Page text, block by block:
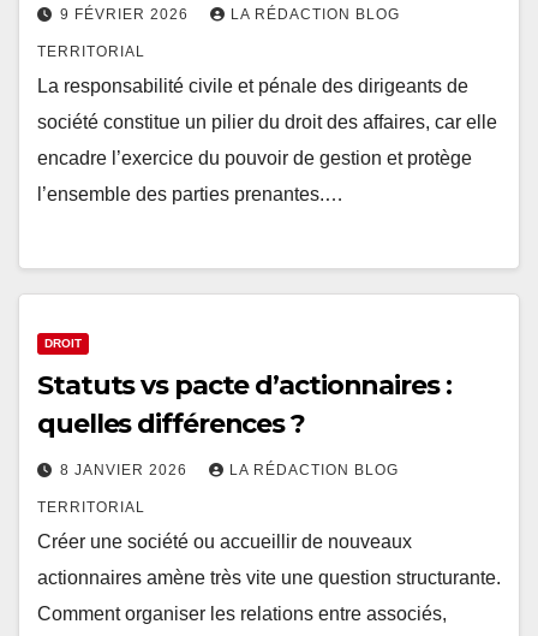
9 FÉVRIER 2026 LA RÉDACTION BLOG
TERRITORIAL
La responsabilité civile et pénale des dirigeants de
société constitue un pilier du droit des affaires, car elle
encadre l’exercice du pouvoir de gestion et protège
l’ensemble des parties prenantes.…
DROIT
Statuts vs pacte d’actionnaires :
quelles différences ?
8 JANVIER 2026 LA RÉDACTION BLOG
TERRITORIAL
Créer une société ou accueillir de nouveaux
actionnaires amène très vite une question structurante.
Comment organiser les relations entre associés,